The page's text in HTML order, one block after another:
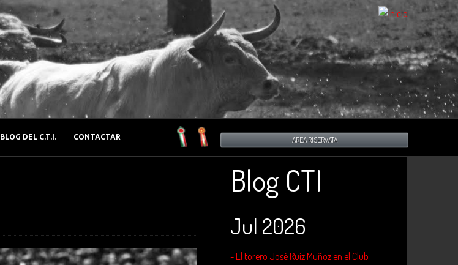
BLOG DEL C.T.I. CONTACTAR AREA RISERVATA
Blog CTI
Jul 2026
- El torero José Ruiz Muñoz en el Club